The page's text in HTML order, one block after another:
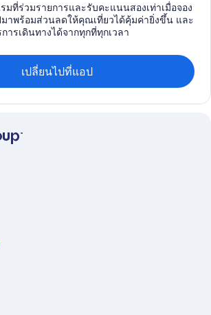
มที่ร่วมรายการและรับคะแนนสองเท่าเมื่อจอง
าพร้อมส่วนลดให้คุณเที่ยวได้คุ้มค่ายิ่งขึ้น และ
ารเดินทางได้จากทุกที่ทุกเวลา
เปลี่ยนไปที่แอป